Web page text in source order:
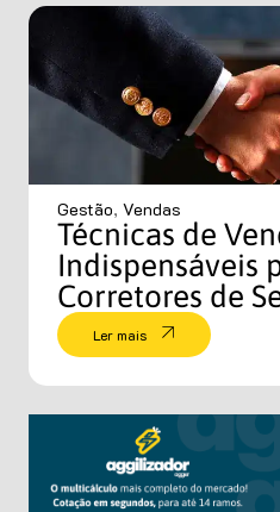
Gestão, Vendas
Técnicas de
Indispensáveis
Corretores de
Ler mais